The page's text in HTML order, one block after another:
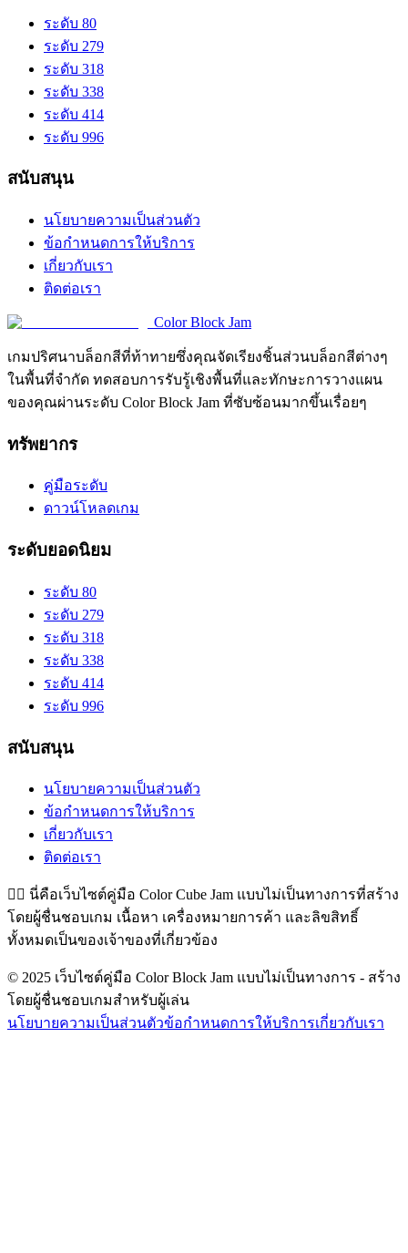
ระดับ 80
ระดับ 279
ระดับ 318
ระดับ 338
ระดับ 414
ระดับ 996
สนับสนุน
นโยบายความเป็นส่วนตัว
ข้อกำหนดการให้บริการ
เกี่ยวกับเรา
ติดต่อเรา
Color Block Jam
เกมปริศนาบล็อกสีที่ท้าทายซึ่งคุณจัดเรียงชิ้นส่วนบล็อกสีต่างๆ
ในพื้นที่จำกัด ทดสอบการรับรู้เชิงพื้นที่และทักษะการวางแผน
ของคุณผ่านระดับ Color Block Jam ที่ซับซ้อนมากขึ้นเรื่อยๆ
ทรัพยากร
คู่มือระดับ
ดาวน์โหลดเกม
ระดับยอดนิยม
ระดับ 80
ระดับ 279
ระดับ 318
ระดับ 338
ระดับ 414
ระดับ 996
สนับสนุน
นโยบายความเป็นส่วนตัว
ข้อกำหนดการให้บริการ
เกี่ยวกับเรา
ติดต่อเรา
👉🏻 นี่คือเว็บไซต์คู่มือ Color Cube Jam แบบไม่เป็นทางการที่สร้าง
โดยผู้ชื่นชอบเกม เนื้อหา เครื่องหมายการค้า และลิขสิทธิ์
ทั้งหมดเป็นของเจ้าของที่เกี่ยวข้อง
© 2025 เว็บไซต์คู่มือ Color Block Jam แบบไม่เป็นทางการ - สร้าง
โดยผู้ชื่นชอบเกมสำหรับผู้เล่น
นโยบายความเป็นส่วนตัวข้อกำหนดการให้บริการเกี่ยวกับเรา